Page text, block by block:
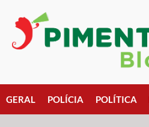
GERAL POLÍCIA POLÍTICA